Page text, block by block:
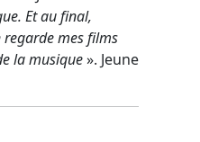
Et au final,
regarde mes films
la musique». Jeune